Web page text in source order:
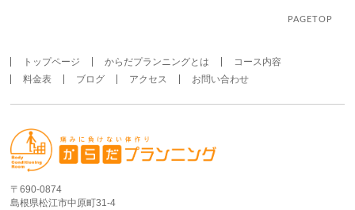
PAGETOP
トップページ からだプランニングとは
コース内容
料金表
ブログ アクセス お問い合わせ
〒690-0874
島根県松江市中原町31-4